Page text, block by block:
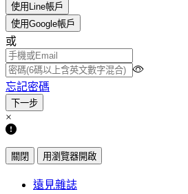
使用Line帳戶
使用Google帳戶
或
忘記密碼
×
關閉 用瀏覽器開啟
遠見雜誌